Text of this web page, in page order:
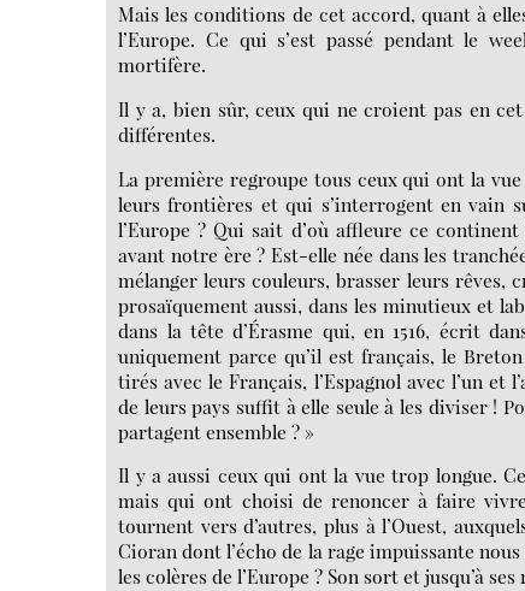
Mais les conditions de cet accord, quant à
l’Europe. Ce qui s’est passé pendant le
mortifère.
Il y a, bien sûr, ceux qui ne croient pas en
différentes.
La première regroupe tous ceux qui ont la
leurs frontières et qui s’interrogent en vain
l’Europe ? Qui sait d’où affleure ce
avant notre ère ? Est-elle née dans les
mélanger leurs couleurs, brasser leurs rêves,
prosaïquement aussi, dans les minutieux et
dans la tête d’Érasme qui, en 1516, écrit
uniquement parce qu’il est français, le
tirés avec le Français, l’Espagnol avec l’un
de leurs pays suffit à elle seule à les diviser !
partagent ensemble ? »
Il y a aussi ceux qui ont la vue trop longue.
mais qui ont choisi de renoncer à faire
tournent vers d’autres, plus à l’Ouest,
Cioran dont l’écho de la rage impuissante
les colères de l’Europe ? Son sort et jusqu’à